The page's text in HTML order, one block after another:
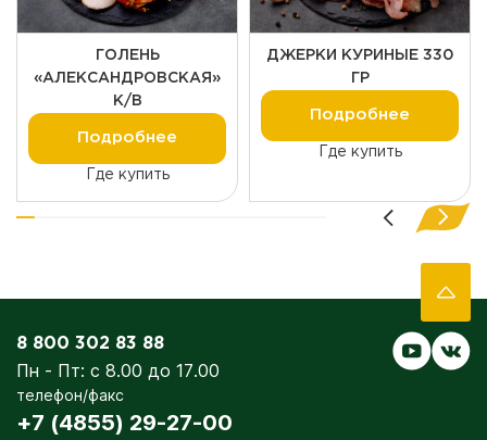
ГОЛЕНЬ
«АЛЕКСАНДРОВСКАЯ»
К/В
Подробнее
Где купить
ДЖЕРКИ КУРИНЫЕ 330
ГР
Подробнее
Где купить
8 800 302 83 88
Пн - Пт: с 8.00 до 17.00
телефон/факс
+7 (4855) 29-27-00